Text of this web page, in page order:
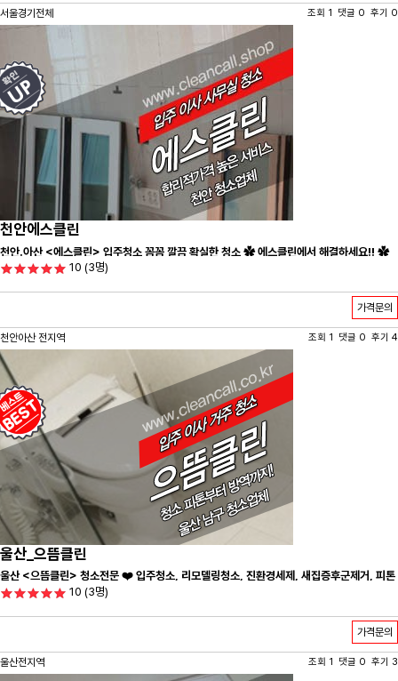
서울경기전체 조회 1 댓글 0 후기 0
천안에스클린
천안.아산 <에스클린> 입주청소 꼼꼼 깔끔 확실한 청소 ✿ 에스클린에서 해결하세요!! ✿
10 (3명)
가격문의
천안아산 전지역 조회 1 댓글 0 후기 4
울산_으뜸클린
울산 <으뜸클린> 청소전문 ❤️ 입주청소, 리모델링청소, 진환경세제, 새집증후군제거, 피톤
치드시공 전문 청소 업체 ❤️
10 (3명)
가격문의
울산전지역 조회 1 댓글 0 후기 3